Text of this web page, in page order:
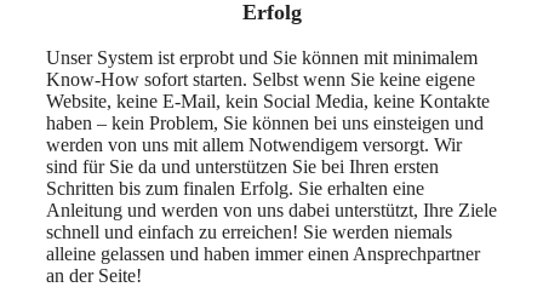
Erfolg
Unser System ist erprobt und Sie können mit minimalem
Know-How sofort starten. Selbst wenn Sie keine eigene
Website, keine E-Mail, kein Social Media, keine Kontakte
haben – kein Problem, Sie können bei uns einsteigen und
werden von uns mit allem Notwendigem versorgt. Wir
sind für Sie da und unterstützen Sie bei Ihren ersten
Schritten bis zum finalen Erfolg. Sie erhalten eine
Anleitung und werden von uns dabei unterstützt, Ihre Ziele
schnell und einfach zu erreichen! Sie werden niemals
alleine gelassen und haben immer einen Ansprechpartner
an der Seite!